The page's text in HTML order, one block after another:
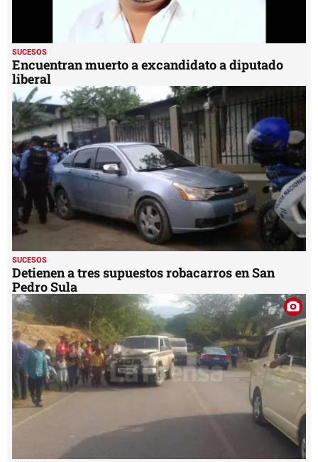
SUCESOS
Encuentran muerto a excandidato a diputado
liberal
SUCESOS
Detienen a tres supuestos robacarros en San
Pedro Sula